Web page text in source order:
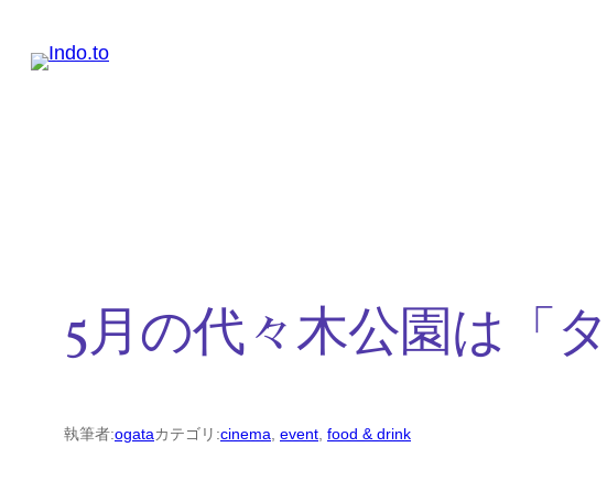
5月の代々木公園は「
執筆者:ogataカテゴリ:cinema, event, food & drink